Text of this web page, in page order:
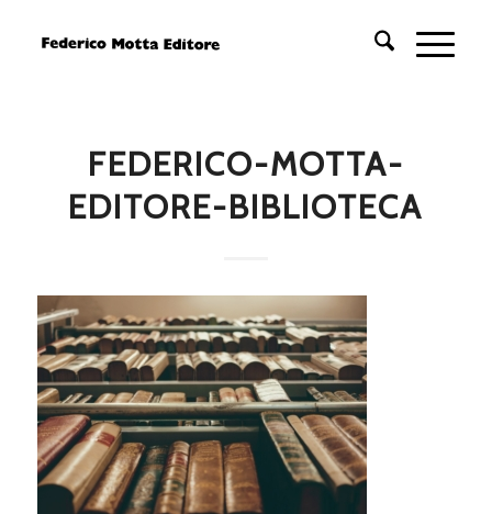
FEDERICO-MOTTA-
EDITORE-BIBLIOTECA